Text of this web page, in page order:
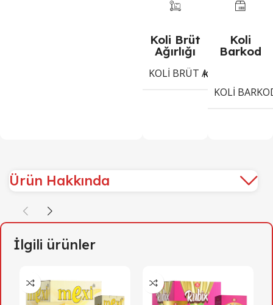
Koli Brüt
Ağırlığı
KOLI BRÜT AĞIRLIĞI
Kg
Koli
Barkod
KOLI
Ürün Hakkında
İlgili ürünler